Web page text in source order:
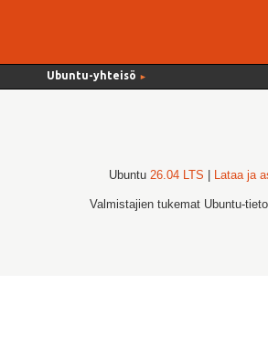
Ubuntu-yhteisö ►
Ubuntu26.04 LTS Lataa ja
Valmistajien tukemat Ubuntu-